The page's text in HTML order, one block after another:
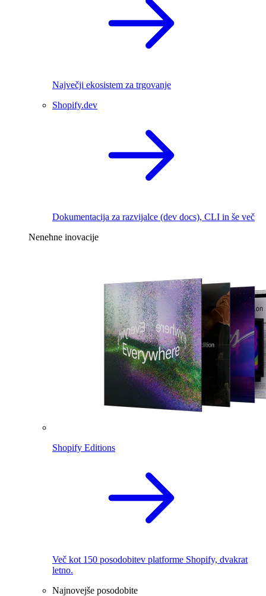
Največji ekosistem za trgovanje
Shopify.dev
Dokumentacija za razvijalce (dev docs), CLI in še več
Nenehne inovacije
Shopify Editions
Več kot 150 posodobitev platforme Shopify, dvakrat
letno.
Najnovejše posodobite